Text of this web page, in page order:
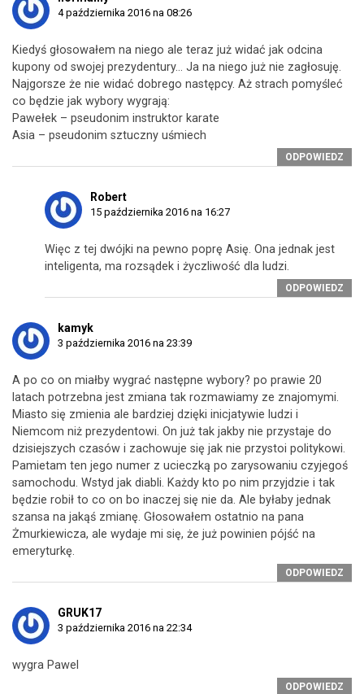
4 października 2016 na 08:26
Kiedyś głosowałem na niego ale teraz już widać jak odcina
kupony od swojej prezydentury… Ja na niego już nie zagłosuję.
Najgorsze że nie widać dobrego następcy. Aż strach pomyśleć
co będzie jak wybory wygrają:
Pawełek – pseudonim instruktor karate
Asia – pseudonim sztuczny uśmiech
ODPOWIEDZ
Robert
15 października 2016 na 16:27
Więc z tej dwójki na pewno poprę Asię. Ona jednak jest
inteligenta, ma rozsądek i życzliwość dla ludzi.
ODPOWIEDZ
kamyk
3 października 2016 na 23:39
A po co on miałby wygrać następne wybory? po prawie 20
latach potrzebna jest zmiana tak rozmawiamy ze znajomymi.
Miasto się zmienia ale bardziej dzięki inicjatywie ludzi i
Niemcom niż prezydentowi. On już tak jakby nie przystaje do
dzisiejszych czasów i zachowuje się jak nie przystoi politykowi.
Pamietam ten jego numer z ucieczką po zarysowaniu czyjegoś
samochodu. Wstyd jak diabli. Każdy kto po nim przyjdzie i tak
będzie robił to co on bo inaczej się nie da. Ale byłaby jednak
szansa na jakąś zmianę. Głosowałem ostatnio na pana
Żmurkiewicza, ale wydaje mi się, że już powinien pójść na
emeryturkę.
ODPOWIEDZ
GRUK17
3 października 2016 na 22:34
wygra Pawel
ODPOWIEDZ